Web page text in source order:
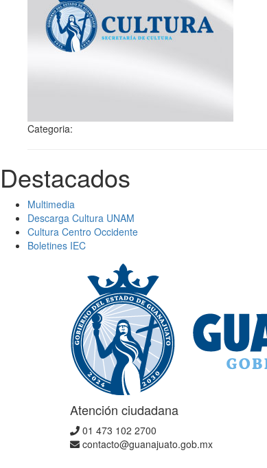
Categoria:
Destacados
Multimedia
Descarga Cultura UNAM
Cultura Centro Occidente
Boletines IEC
Atención ciudadana
01 473 102 2700
contacto@guanajuato.gob.mx